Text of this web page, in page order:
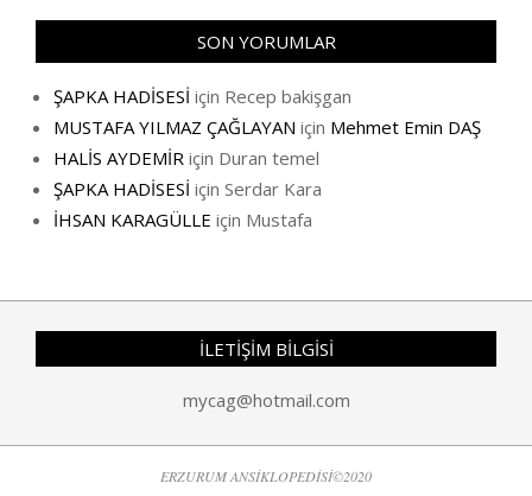
SON YORUMLAR
ŞAPKA HADİSESİ için Recep bakişgan
MUSTAFA YILMAZ ÇAĞLAYAN için Mehmet Emin DAŞ
HALİS AYDEMİR için Duran temel
ŞAPKA HADİSESİ için Serdar Kara
İHSAN KARAGÜLLE için Mustafa
İLETİŞİM BİLGİSİ
mycag@hotmail.com
ERZURUM ANSİKLOPEDİSİ©2020